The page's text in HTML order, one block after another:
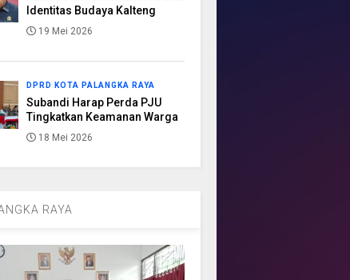
Identitas Budaya Kalteng
19 Mei 2026
DPRD KOTA PALANGKA RAYA
Subandi Harap Perda PJU
Tingkatkan Keamanan Warga
18 Mei 2026
RAYA